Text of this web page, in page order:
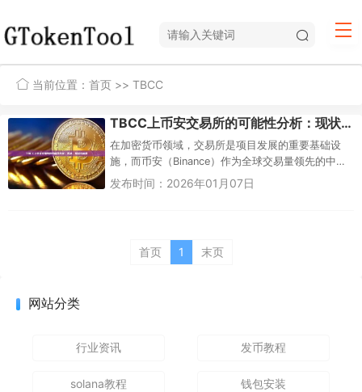
当前位置： 首页 >> TBCC
TBCC上币安交易所的可能性分析：现状、挑战与前景
在加密货币领域，交易所是项目发展的重要基础设
施，而币安（Binance）作为全球交易量领先的中心
化交易所，其上市新币种的决定往往能显著影响项
发布时间：2026年01月07日
首页 1 末页
网站分类
行业资讯 发币教程
solana教程 钱包安装